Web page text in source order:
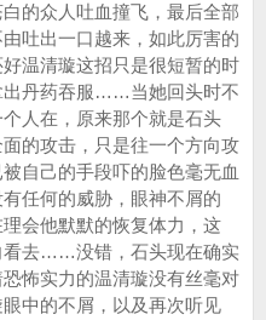
的众人吐血撞飞，最后全部
吐出一口越来，如此厉害的
温清璇这招只是很短暂的时
出丹药吞服……当她回头时不
人在，原来那个就是石头
的攻击，只是往一个方向攻
自己的手段吓的脸色毫无血
任何的威胁，眼神不屑的
会他默默的恢复体力，这
看去……没错，石头现在确实
怖实力的温清璇没有丝毫对
中的不屑，以及再次听见